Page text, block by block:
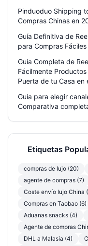
Pinduoduo Shipping
Compras Chinas en
Guía Definitiva de
para Compras
Guía Completa de
Fácilmente
Puerta de tu Casa en
Guía para elegir
Comparativa
Etiquetas
compras de lujo (20)
agente de compras (7)
Coste envío lujo China
Compras en Taobao (6)
Aduanas snacks (4)
Agente de compras
DHL a Malasia (4)